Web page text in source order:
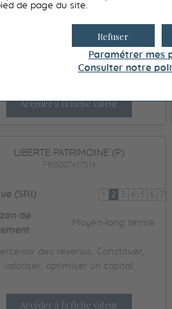
Constituer, valoriser, optimiser un
capital.
Accéder à la fiche valeur
LIBERTE PATRIMOINE (P)
FR0007417514
(SRI) 2 3 4 5 6 7
de
Moyen-long terme
des revenus. Constituer,
valoriser, optimiser un capital.
Accéder à la fiche valeur
de page du site.
Refuser
Paramétrer mes
Consulter notre